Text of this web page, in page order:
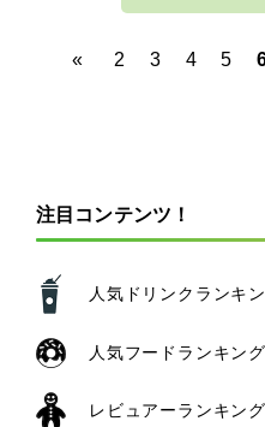
« 2 3 4 5
注目コンテンツ！
人気ドリンクランキ
人気フードランキング
レビュアーランキング